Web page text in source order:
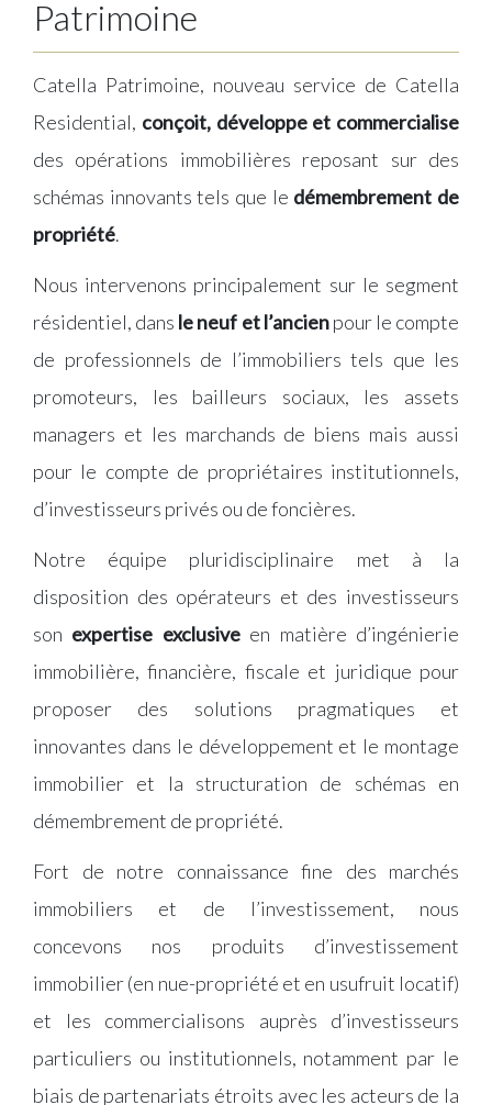
Patrimoine
Catella Patrimoine, nouveau service de Catella
Residential, conçoit, développe et commercialise
des opérations immobilières reposant sur des
schémas innovants tels que le démembrement de
propriété.
Nous intervenons principalement sur le segment
résidentiel, dans le neuf et l’ancienpour le compte
de professionnels de l’immobiliers tels que les
promoteurs, les bailleurs sociaux, les assets
managers et les marchands de biens mais aussi
pour le compte de propriétaires institutionnels,
d’investisseurs privés ou de foncières.
Notre équipe pluridisciplinaire met à la
disposition des opérateurs et des investisseurs
son expertise exclusiveen matière d’ingénierie
immobilière, financière, fiscale et juridique pour
proposer des solutions pragmatiques et
innovantes dans le développement et le montage
immobilier et la structuration de schémas en
démembrement de propriété.
Fort de notre connaissance fine des marchés
immobiliers et de l’investissement, nous
concevons nos produits d’investissement
immobilier (en nue-propriété et en usufruit locatif)
et les commercialisons auprès d’investisseurs
particuliers ou institutionnels, notamment par le
biais de partenariats étroits avec les acteurs de la